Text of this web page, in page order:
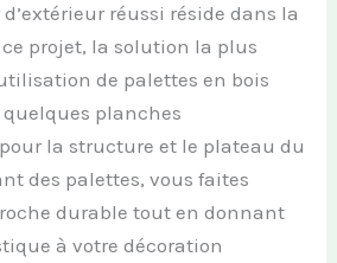
d’extérieur réussi réside dans la
projet, la solution la plus
de palettes en bois
planches
la structure et le plateau du
des palettes, vous faites
durable tout en donnant
à votre décoration